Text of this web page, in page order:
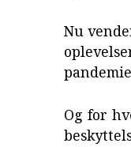
Nu
Og for